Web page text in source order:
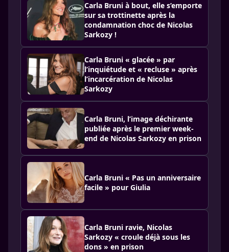
Carla Bruni à bout, elle s’emporte
sur sa trottinette après la
condamnation choc de Nicolas
Sarkozy !
Carla Bruni « glacée » par
l’inquiétude et « recluse » après
l’incarcération de Nicolas
Sarkozy
Carla Bruni, l’image déchirante
publiée après le premier week-
end de Nicolas Sarkozy en prison
Carla Bruni « Pas un anniversaire
facile » pour Giulia
Carla Bruni ravie, Nicolas
Sarkozy « croule déjà sous les
dons » en prison